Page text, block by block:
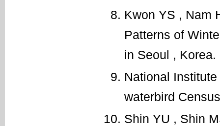
Kwon YS , Nam
Patterns of
in Seoul ,
National
waterbird
Shin YU , Shin